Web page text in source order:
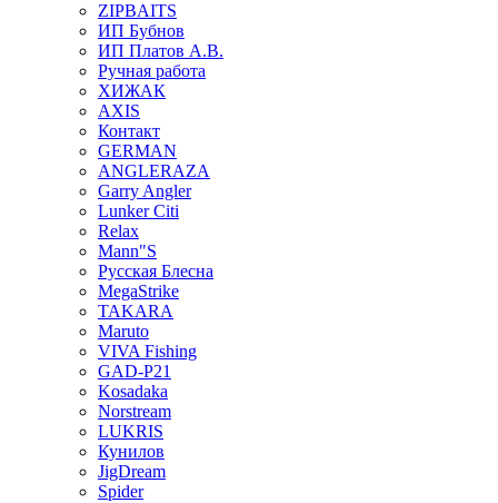
ZIPBAITS
ИП Бубнов
ИП Платов А.В.
Ручная работа
ХИЖАК
AXIS
Контакт
GERMAN
ANGLERAZA
Garry Angler
Lunker Citi
Relax
Mann"S
Русская Блесна
MegaStrike
TAKARA
Maruto
VIVA Fishing
GAD-P21
Kosadaka
Norstream
LUKRIS
Кунилов
JigDream
Spider